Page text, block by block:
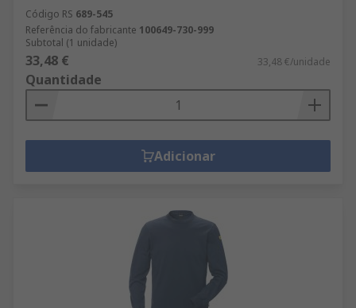
Código RS 689-545
Referência do fabricante 100649-730-999
Subtotal (1 unidade)
33,48 € 33,48 €/unidade
Quantidade
Adicionar